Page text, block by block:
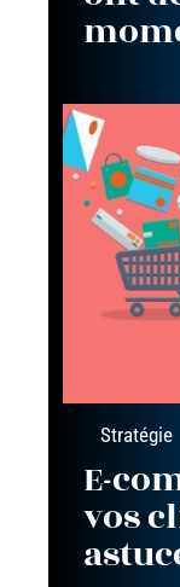
Stratégie
E-
vos